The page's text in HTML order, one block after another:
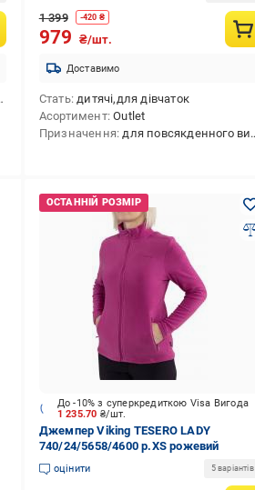
1 399 -420 ₴
979 ₴/шт.
Доставимо
Стать дитячі,для дівчаток
Асортимент Outlet
Призначення для повсякденного використання,для активного відпочинку
1 235.70 ₴/шт.
До -10% з суперкредиткою Visa Вигода
Джемпер Viking TESERO LADY
740/24/5658/4600 р.XS рожевий
оцінити 5 варіантів